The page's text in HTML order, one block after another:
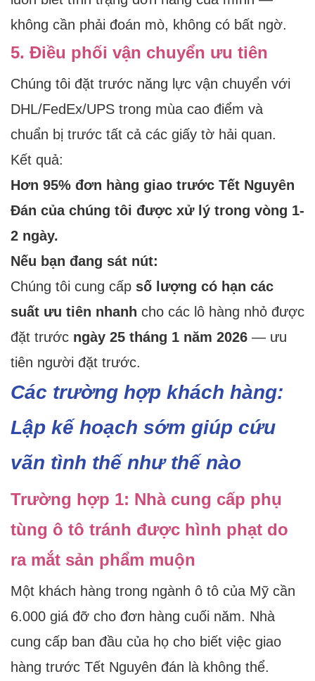
không cần phải đoán mò, không có bất ngờ.
5. Điều phối vận chuyển ưu tiên
Chúng tôi đặt trước năng lực vận chuyển với
DHL/FedEx/UPS trong mùa cao điểm và
chuẩn bị trước tất cả các giấy tờ hải quan.
Kết quả:
Hơn 95% đơn hàng giao trước Tết Nguyên
Đán của chúng tôi được xử lý trong vòng 1-
2 ngày.
Nếu bạn đang sát nút:
Chúng tôi cung cấp số lượng có hạn các
suất ưu tiên nhanh cho các lô hàng nhỏ được
đặt trước ngày 25 tháng 1 năm 2026 — ưu
tiên người đặt trước.
Các trường hợp khách hàng:
Lập kế hoạch sớm giúp cứu
vãn tình thế như thế nào
Trường hợp 1: Nhà cung cấp phụ
tùng ô tô tránh được hình phạt do
ra mắt sản phẩm muộn
Một khách hàng trong ngành ô tô của Mỹ cần
6.000 giá đỡ cho đơn hàng cuối năm. Nhà
cung cấp ban đầu của họ cho biết việc giao
hàng trước Tết Nguyên đán là không thể.